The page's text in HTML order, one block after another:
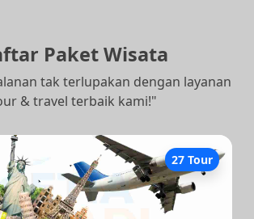
Paket Wisata
tak terlupakan dengan layanan
& travel terbaik kami!"
27 Tour